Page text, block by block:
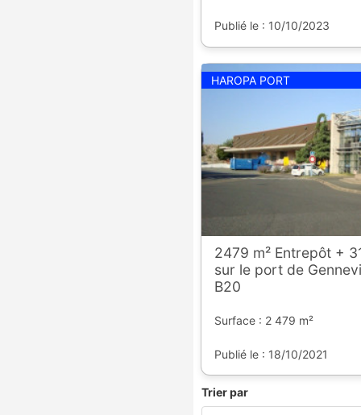
Publié le : 10/10/2023
HAROPA PORT
2479 m² Entrepôt +
sur le port de
B20
Surface : 2 479 m²
Publié le : 18/10/2021
Trier par